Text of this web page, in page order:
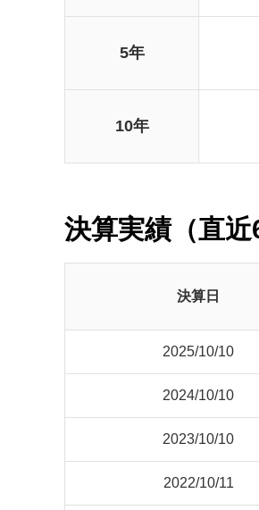
5年
10年
決算実績（直近
決算日
2025/10/10
2024/10/10
2023/10/10
2022/10/11